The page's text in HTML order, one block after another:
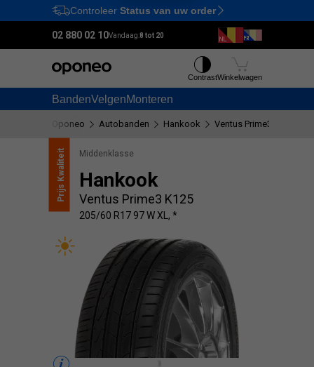
Ctrl M
Controleer Status van uw order
02 880 02 10Vandaag:8 tot 20
BandenVelgenMonteren
ContrastWinkelwagen
Oponeo Autobanden Hankook Ventus Prime3 K125
Prijs
Kwaliteit Middenklasse
Hankook
Ventus Prime3 K125
205/60 R17 97 W XL, *